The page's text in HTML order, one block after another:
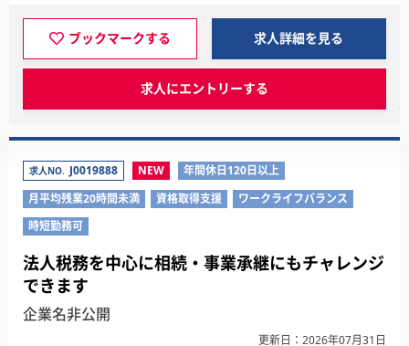
ブックマークする 求人詳細を見る
求人にエントリーする
求人NO. J0019888 NEW
年間休日120日以上
月平均残業20時間未満
資格取得支援
ワークライフバランス
時短勤務可
法人税務を中心に相続・事業承継にもチャレンジ
できます
企業名非公開
更新日：2026年07月31日